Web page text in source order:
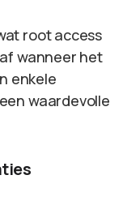
root access
wanneer het
enkele
waardevolle